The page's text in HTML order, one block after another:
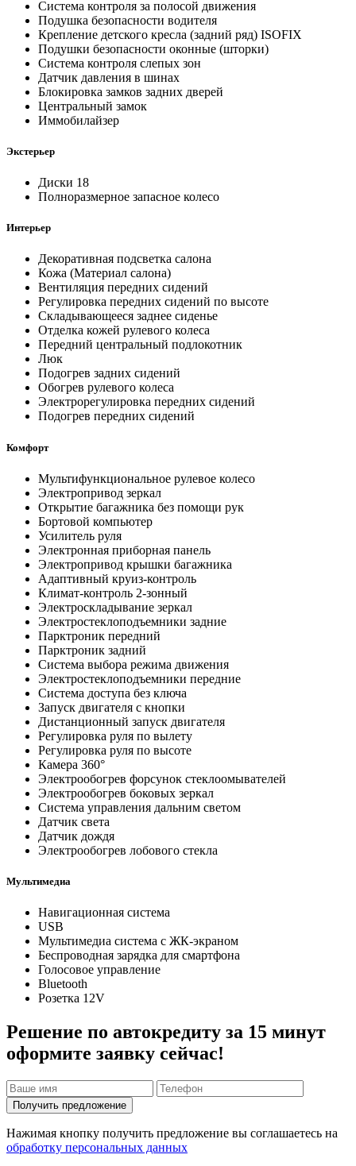
Система контроля за полосой движения
Подушка безопасности водителя
Крепление детского кресла (задний ряд) ISOFIX
Подушки безопасности оконные (шторки)
Система контроля слепых зон
Датчик давления в шинах
Блокировка замков задних дверей
Центральный замок
Иммобилайзер
Экстерьер
Диски 18
Полноразмерное запасное колесо
Интерьер
Декоративная подсветка салона
Кожа (Материал салона)
Вентиляция передних сидений
Регулировка передних сидений по высоте
Складывающееся заднее сиденье
Отделка кожей рулевого колеса
Передний центральный подлокотник
Люк
Подогрев задних сидений
Обогрев рулевого колеса
Электрорегулировка передних сидений
Подогрев передних сидений
Комфорт
Мультифункциональное рулевое колесо
Электропривод зеркал
Открытие багажника без помощи рук
Бортовой компьютер
Усилитель руля
Электронная приборная панель
Электропривод крышки багажника
Адаптивный круиз-контроль
Климат-контроль 2-зонный
Электроскладывание зеркал
Электростеклоподъемники задние
Парктроник передний
Парктроник задний
Система выбора режима движения
Электростеклоподъемники передние
Система доступа без ключа
Запуск двигателя с кнопки
Дистанционный запуск двигателя
Регулировка руля по вылету
Регулировка руля по высоте
Камера 360°
Электрообогрев форсунок стеклоомывателей
Электрообогрев боковых зеркал
Система управления дальним светом
Датчик света
Датчик дождя
Электрообогрев лобового стекла
Мультимедиа
Навигационная система
USB
Мультимедиа система с ЖК-экраном
Беспроводная зарядка для смартфона
Голосовое управление
Bluetooth
Розетка 12V
Решение по автокредиту за 15 минут
оформите заявку сейчас!
Получить предложение
Нажимая кнопку получить предложение вы соглашаетесь на
обработку персональных данных